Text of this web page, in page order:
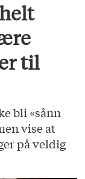
til
bli «sånn
vise at
på veldig